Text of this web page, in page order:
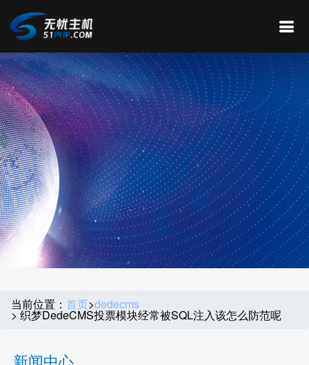
当前位置： 首页>dedecms
> 织梦DedeCMS投票模块经常被SQL注入该怎么防范呢
新闻中心